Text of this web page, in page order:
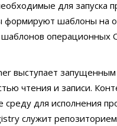
для запуска
формируют шаблоны на
шаблонов операционных
выступает
чтения и записи.
среду для исполнения
служит